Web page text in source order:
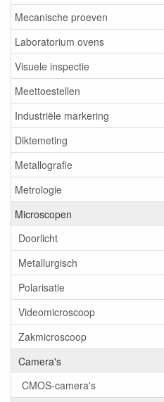
Mecanische proeven
Laboratorium ovens
Visuele inspectie
Meettoestellen
Industriële markering
Diktemeting
Metallografie
Metrologie
Microscopen
Doorlicht
Metallurgisch
Polarisatie
Videomicroscoop
Zakmicroscoop
Camera's
CMOS-camera's